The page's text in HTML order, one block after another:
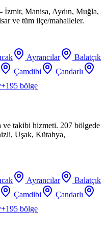
İzmir, Manisa, Aydın, Muğla,
ve tüm ilçe/mahalleler.
Ayrancılar
Balatçık
Çamdibi
Çandarlı
+195 bölge
ve takibi hizmeti. 207 bölgede
Uşak, Kütahya,
Ayrancılar
Balatçık
Çamdibi
Çandarlı
+195 bölge